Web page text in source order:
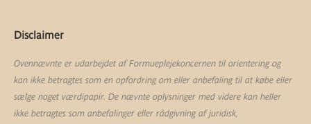
Disclaimer
Ovennævnte er udarbejdet af Formueplejekoncernen til orientering og
kan ikke betragtes som en opfordring om eller anbefaling til at købe eller
sælge noget værdipapir. De nævnte oplysninger med videre kan heller
ikke betragtes som anbefalinger eller rådgivning af juridisk,